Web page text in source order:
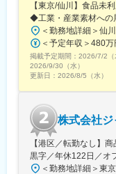
（3）ベンチャー
当社は2005年に
ベンチャースピリ
が存分に活かせ
変更の範囲：会社
【東京/仙川】食品未
◆工業・産業素材への
掲載予定期間： 2026/7/2（
2026/9/30（水）
更新日： 2026/8/5（水）
株式会社
【港区／転勤なし】
黒字／年休122日／オ